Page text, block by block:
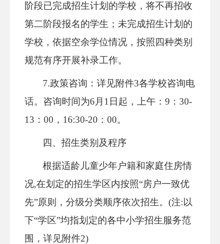
阶段已完成招生计划的学校，将不再招收
第二阶段报名的学生；未完成招生计划的
学校，依据空余学位情况，按照四种类别
规范有序开展补录工作。
7.政策咨询 ：详见附件3各学校咨询电
话。 咨询时间为6 月 1日 起， 上午： 9：30-
13：00， 16:30-20：00。
四、招生类别及程序
根据适龄儿童少年户籍和家庭住房情
况,在划定的招生学区内按照“房户一致优
先”原则，分级分类顺序依次招生。(注:以
下“学区”均指划定的各中小学招生服务范
围， 详见附件2)